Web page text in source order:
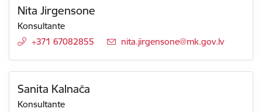
Nita Jirgensone
Konsultante
+371 67082855
E-pasts:
nita.jirgensone@mk.gov.lv
Sanita Kalnača
Konsultante